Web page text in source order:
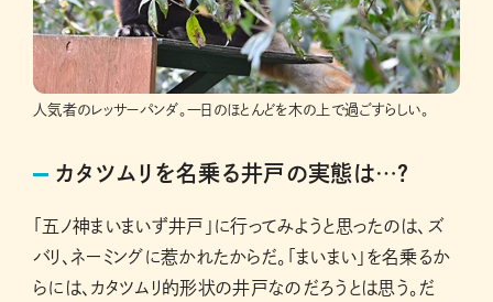
人気者のレッサーパンダ。一日のほとんどを木の上で過ごすらしい。
カタツムリを名乗る井戸の実態は…？
「五ノ神まいまいず井戸」に行ってみようと思ったのは、ズ
バリ、ネーミングに惹かれたからだ。「まいまい」を名乗るか
らには、カタツムリ的形状の井戸なのだろうとは思う。だ